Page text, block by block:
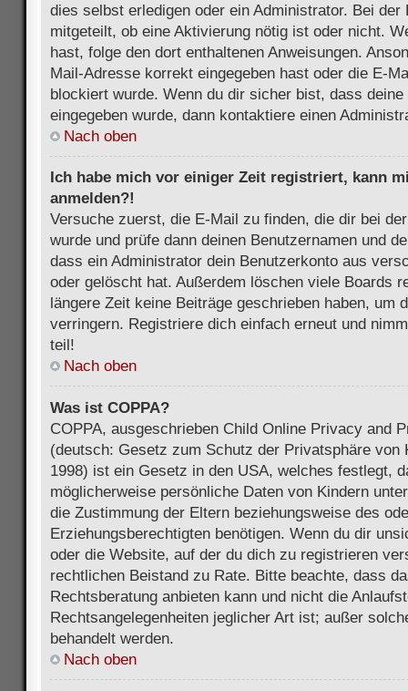
dies selbst erledigen oder ein Administrator. Bei der
mitgeteilt, ob eine Aktivierung nötig ist oder nicht.
hast, folge den dort enthaltenen Anweisungen.
Mail-Adresse korrekt eingegeben hast oder die E-
blockiert wurde. Wenn du dir sicher bist, dass
eingegeben wurde, dann kontaktiere einen
Nach oben
Ich habe mich vor einiger Zeit registriert, kann
anmelden?!
Versuche zuerst, die E-Mail zu finden, die dir bei
wurde und prüfe dann deinen Benutzernamen und
dass ein Administrator dein Benutzerkonto aus
oder gelöscht hat. Außerdem löschen viele Boards
längere Zeit keine Beiträge geschrieben haben, um
verringern. Registriere dich einfach erneut und
teil!
Nach oben
Was ist COPPA?
COPPA, ausgeschrieben Child Online Privacy and
(deutsch: Gesetz zum Schutz der Privatsphäre von
1998) ist ein Gesetz in den USA, welches festlegt,
möglicherweise persönliche Daten von Kindern
die Zustimmung der Eltern beziehungsweise des
Erziehungsberechtigten benötigen. Wenn du dir
oder die Website, auf der du dich zu registrieren
rechtlichen Beistand zu Rate. Bitte beachte, dass
Rechtsberatung anbieten kann und nicht die
Rechtsangelegenheiten jeglicher Art ist; außer
behandelt werden.
Nach oben